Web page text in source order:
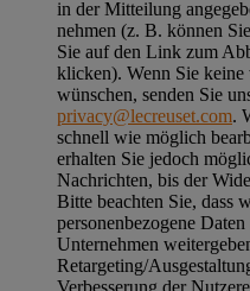
in der Mitteilung
nehmen (z. B. können
Sie auf den Link zum
klicken). Wenn Sie
wünschen, senden Sie
privacy@lecreuset.com.
schnell wie möglich
erhalten Sie jedoch
Nachrichten, bis der
Bitte beachten Sie, dass
personenbezogene
Unternehmen
Retargeting/
Verbesserung der